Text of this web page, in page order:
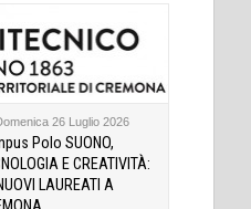
26 Luglio 2026
Polo SUONO,
E CREATIVITÀ:
LAUREATI A